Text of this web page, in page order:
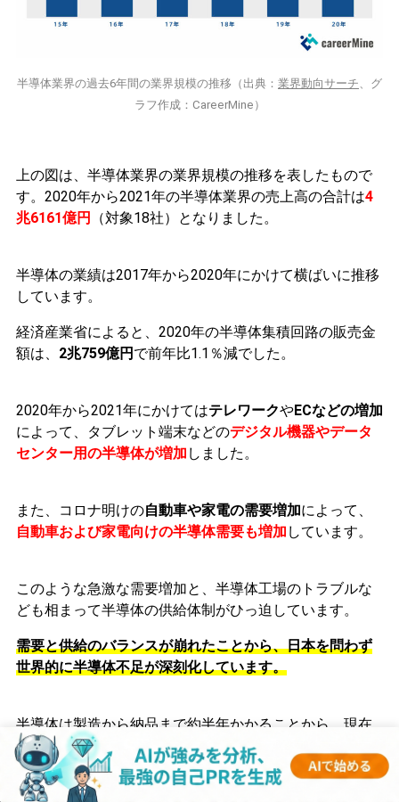
半導体業界の過去6年間の業界規模の推移（出典： 業界動向サーチ、グ
ラフ作成：CareerMine）
上の図は、半導体業界の業界規模の推移を表したもので
す。2020年から2021年の半導体業界の売上高の合計は4
兆6161億円
（対象18社）となりました。
半導体の業績は2017年から2020年にかけて横ばいに推移
しています。
経済産業省によると、2020年の半導体集積回路の販売金
額は、 2兆759億円 で前年比1.1％減でした。
2020年から2021年にかけてはテレワークやECなどの増加
によって、タブレット端末などのデジタル機器やデータ
センター用の半導体が増加 しました。
また、コロナ明けの自動車や家電の需要増加によって、
自動車および家電向けの半導体需要も増加 しています。
このような急激な需要増加と、半導体工場のトラブルな
ども相まって半導体の供給体制がひっ迫しています。
需要と供給のバランスが崩れたことから、日本を問わず
世界的に半導体不足が深刻化しています。
半導体は製造から納品まで約半年かかることから、現在
叫ばれている
半導体不足は2022年前半まで続くと予想さ
れています。